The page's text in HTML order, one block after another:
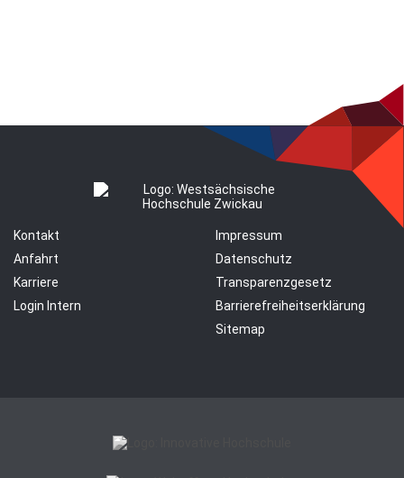
Kontakt
Anfahrt
Karriere
Login Intern
Impressum
Datenschutz
Transparenzgesetz
Barrierefreiheitserklärung
Sitemap